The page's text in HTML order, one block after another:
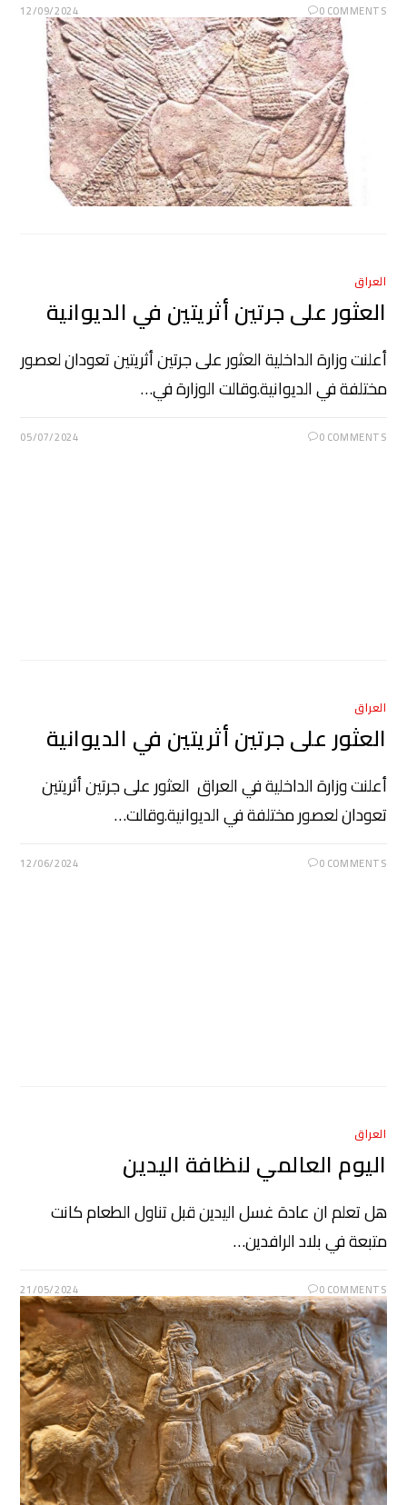
0 COMMENTS
12/09/2024
العراق
العثور على جرتين أثريتين في الديوانية
أعلنت وزارة الداخلية العثور على جرتين أثريتين تعودان لعصور
مختلفة في الديوانية.وقالت الوزارة في…
0 COMMENTS
05/07/2024
العراق
العثور على جرتين أثريتين في الديوانية
أعلنت وزارة الداخلية في العراق العثور على جرتين أثريتين
تعودان لعصور مختلفة في الديوانية.وقالت…
0 COMMENTS
12/06/2024
العراق
اليوم العالمي لنظافة اليدين
هل تعلم ان عادة غسل اليدين قبل تناول الطعام كانت
متبعة في بلاد الرافدين…
0 COMMENTS
21/05/2024